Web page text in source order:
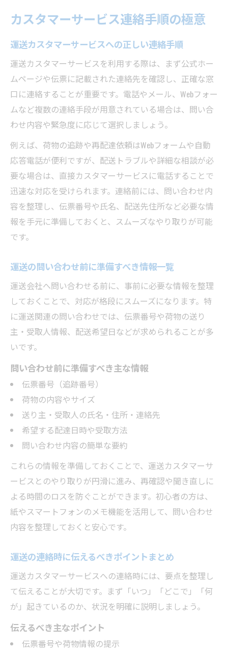
カスタマーサービス連絡手順の極意
運送カスタマーサービスへの正しい連絡手順
運送カスタマーサービスを利用する際は、まず公式ホー
ムページや伝票に記載された連絡先を確認し、正確な窓
口に連絡することが重要です。電話やメール、Webフォー
ムなど複数の連絡手段が用意されている場合は、問い合
わせ内容や緊急度に応じて選択しましょう。
例えば、荷物の追跡や再配達依頼はWebフォームや自動
応答電話が便利ですが、配送トラブルや詳細な相談が必
要な場合は、直接カスタマーサービスに電話することで
迅速な対応を受けられます。連絡前には、問い合わせ内
容を整理し、伝票番号や氏名、配送先住所など必要な情
報を手元に準備しておくと、スムーズなやり取りが可能
です。
運送の問い合わせ前に準備すべき情報一覧
運送会社へ問い合わせる前に、事前に必要な情報を整理
しておくことで、対応が格段にスムーズになります。特
に運送関連の問い合わせでは、伝票番号や荷物の送り
主・受取人情報、配送希望日などが求められることが多
いです。
問い合わせ前に準備すべき主な情報
伝票番号（追跡番号）
荷物の内容やサイズ
送り主・受取人の氏名・住所・連絡先
希望する配達日時や受取方法
問い合わせ内容の簡単な要約
これらの情報を準備しておくことで、運送カスタマーサ
ービスとのやり取りが円滑に進み、再確認や聞き直しに
よる時間のロスを防ぐことができます。初心者の方は、
紙やスマートフォンのメモ機能を活用して、問い合わせ
内容を整理しておくと安心です。
運送の連絡時に伝えるべきポイントまとめ
運送カスタマーサービスへの連絡時には、要点を整理し
て伝えることが大切です。まず「いつ」「どこで」「何
が」起きているのか、状況を明確に説明しましょう。
伝えるべき主なポイント
伝票番号や荷物情報の提示